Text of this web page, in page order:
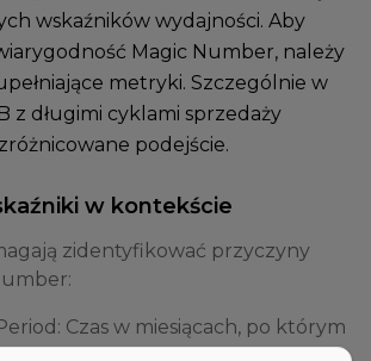
wskaźników wydajności. Aby
Magic Number, należy
metryki. Szczególnie w
z długimi cyklami sprzedaży
podejście.
w kontekście
zidentyfikować przyczyny
Czas w miesiącach, po którym
klienta zostaną pokryte przez